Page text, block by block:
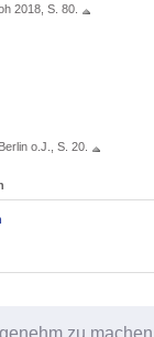
2018, S. 80.
o.J., S. 20.